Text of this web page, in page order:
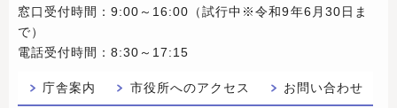
窓口受付時間：9:00～16:00（試行中※令和9年6月30日ま
で）
電話受付時間：8:30～17:15
庁舎案内 市役所へのアクセス お問い合わせ